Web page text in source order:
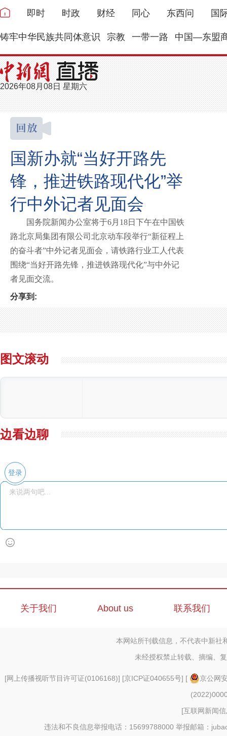
即时 时政 财经 同心 东西问 国
铸牢中华民族共同体意识 宗教 一带一路 中国—东盟
2026年08月08日 星期六
国新办就“当好开路先
锋，推进铁路现代化”举
行中外记者见面会
国务院新闻办公室将于6月18日下午在中国铁
路北京局集团有限公司北京动车段举行“新征程上
的奋斗者”中外记者见面会，请铁路行业工人代表
围绕“当好开路先锋，推进铁路现代化”与中外记
者见面交流。
分享到:
图文滚动
边看边聊
登录
关于我们 About us 联系我们
本网站所刊载信息，不代表中新社
未经授权禁止转载、摘编、
[网上传播视听节目许可证(0106168)] [京ICP证040655号] [
京公网
[互联网新闻
违法和不良信息举报电话：15699788000 举报邮箱：